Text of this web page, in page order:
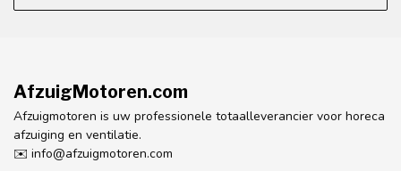
AfzuigMotoren.com
Afzuigmotoren is uw professionele totaalleverancier voor horeca
afzuiging en ventilatie.
✉️ info@afzuigmotoren.com